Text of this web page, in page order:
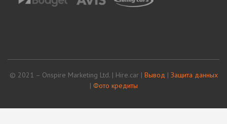
© 2021 – Onspire Marketing Ltd. | Hire.car | Вывод | Защита данных
| Фото кредиты